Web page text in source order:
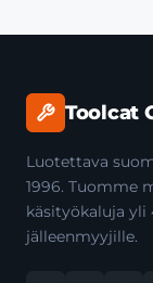
Toolcat
Luotettava
1996. Tuomme
käsityökaluja
jälleenmyyjille.